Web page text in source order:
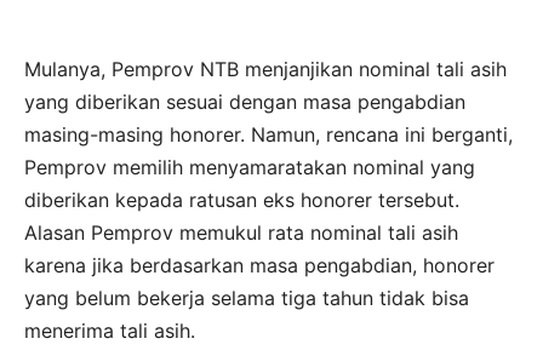
Mulanya, Pemprov NTB menjanjikan nominal tali asih
yang diberikan sesuai dengan masa pengabdian
masing-masing honorer. Namun, rencana ini berganti,
Pemprov memilih menyamaratakan nominal yang
diberikan kepada ratusan eks honorer tersebut.
Alasan Pemprov memukul rata nominal tali asih
karena jika berdasarkan masa pengabdian, honorer
yang belum bekerja selama tiga tahun tidak bisa
menerima tali asih.